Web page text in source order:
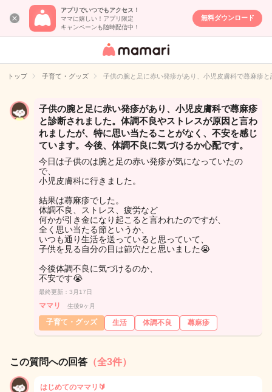
アプリでいつでもアクセス！
ママに嬉しい！アプリ限定
キャンペーンも随時配信中！
無料ダウンロード
女性専用匿名QA
イト
トップ 子育て・グッズ 子供の腕と足に赤い発疹があり、小児皮膚科で蕁麻疹
子供の腕と足に赤い発疹があり、小児皮膚科で蕁麻疹
と診断されました。体調不良やストレスが原因と言わ
れましたが、特に思い当たることがなく、不安を感じ
ています。今後、体調不良に気づけるか心配です。
今日は子供のは腕と足の赤い発疹が気になっていたの
で、
小児皮膚科に行きました。
結果は蕁麻疹でした。
体調不良、ストレス、疲労など
何かが引き金になり起こると言われたのですが、
全く思い当たる節というか、
いつも通り生活を送っていると思っていて、
子供を見る自分の目は節穴だと思いました😭
今後体調不良に気づけるのか、
不安です😭
最終更新：3月17日
ママリ 生後9ヶ月
子育て・グッズ 生活 体調不良 蕁麻疹
この質問への回答 （全3件）
はじめてのママリ🔰